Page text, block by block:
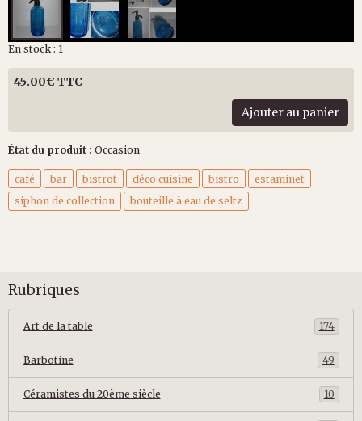
En stock : 1
45.00€ TTC
Ajouter au panier
État du produit : Occasion
café bar bistrot déco cuisine bistro
estaminet
siphon de collection
bouteille à eau de seltz
Rubriques
Art de la table 174
Barbotine 49
Céramistes du 20ème siècle 10